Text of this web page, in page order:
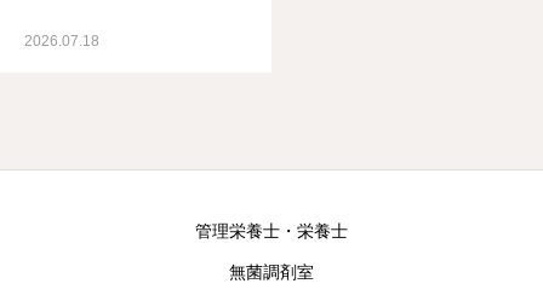
2026.07.18
管理栄養士・栄養士
無菌調剤室